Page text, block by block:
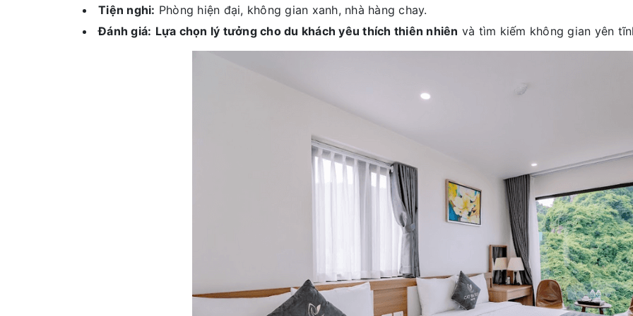
Tiện nghi: Phòng hiện đại, không gian xanh, nhà hàng chay.
Đánh giá: Lựa chọn lý tưởng cho du khách yêu thích thiên nhiên và tìm kiếm không gian yên